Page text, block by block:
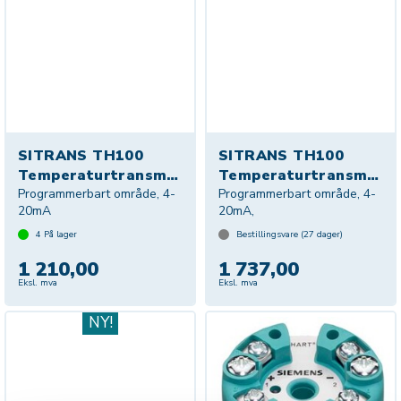
SITRANS TH100
Temperaturtransmitter
Programmerbart område, 4-
20mA
4 På lager
1 210,00
Eksl. mva
SITRANS TH100
Temperaturtransmitter
Programmerbart område, 4-
20mA,
Bestillingsvare (27 dager)
1 737,00
Eksl. mva